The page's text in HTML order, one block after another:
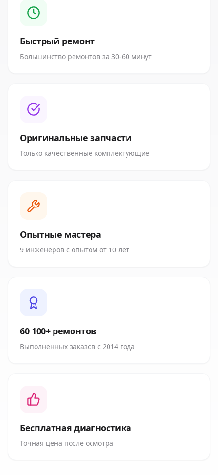
Быстрый ремонт
Большинство ремонтов за 30-60 минут
Оригинальные запчасти
Только качественные комплектующие
Опытные мастера
9 инженеров с опытом от 10 лет
60 100+ ремонтов
Выполненных заказов с 2014 года
Бесплатная диагностика
Точная цена после осмотра